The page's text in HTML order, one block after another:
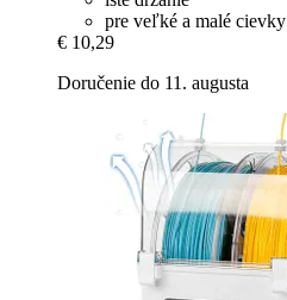
pre veľké a malé cievky
€ 10,29
Doručenie do 11. augusta